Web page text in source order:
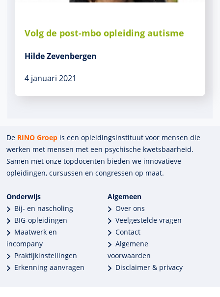
Volg de post-mbo opleiding autisme
Hilde Zevenbergen
4 januari 2021
De RINO Groep is een opleidings­insti­tuut voor mensen die
werken met mensen met een psychische kwets­baar­heid.
Samen met onze top­docenten bieden we innova­tieve
opleidingen, cursussen en congres­sen op maat.
Onderwijs
Bij- en nascholing
BIG-opleidingen
Maatwerk en
incompany
Praktijkinstellingen
Erkenning aanvragen
Algemeen
Over ons
Veelgestelde vragen
Contact
Algemene
voorwaarden
Disclaimer & privacy